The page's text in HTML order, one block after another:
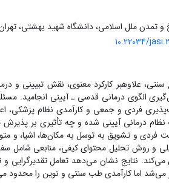
و تمدن ملل اسلامی، دانشگاه شهید بهشتی،
10.22034/
علاوه‏بر کارکرد معنوی، نقش تبیینی و
الگوی درمانی قدسی ـ آیینی انجامید.
فردی و جمعی و کارآمدی نظام پزشکی،
درمانی آیینی شده و چه تأثیری بر
فردی و تشویق به توسل به مکان‌ها، اشیا،
و روش تحلیل محتوای کیفی، منابعی شامل
می‌کند. نتایج نشان می‌دهد تعامل
می‌شد اما کارآمدی طب سنتی و نوین را محدود